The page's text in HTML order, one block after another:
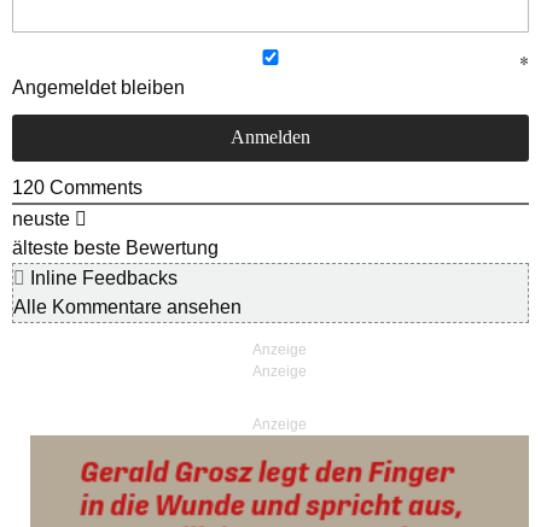
Angemeldet bleiben
120 Comments
neuste
älteste beste Bewertung
Inline Feedbacks
Alle Kommentare ansehen
Anzeige